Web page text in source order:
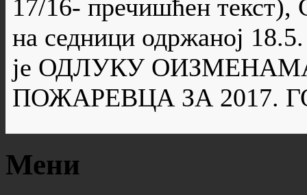
17/16- пречишћен
на седници одржаној
је ОДЛУКУ
ПОЖАРЕВЦА ЗА 2017.
Мени